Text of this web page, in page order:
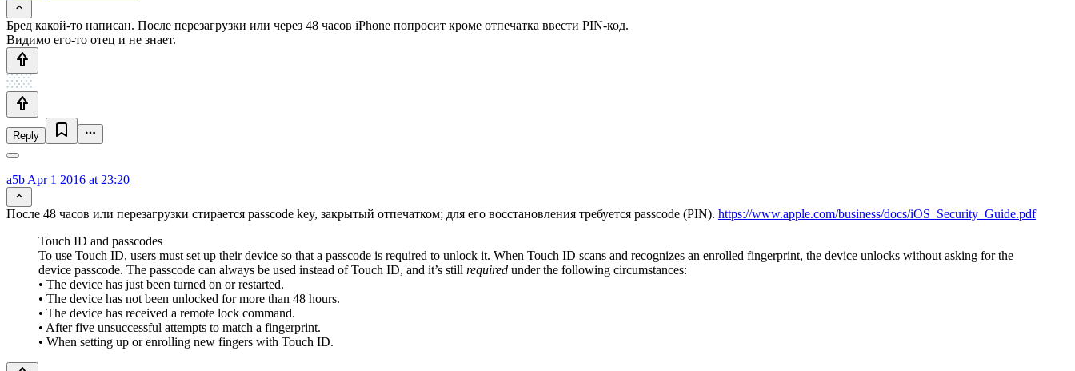
Бред какой-то написан. После перезагрузки или через 48 часов iPhone попросит кроме отпечатка ввести PIN-код.
Видимо его-то отец и не знает.
Reply
a5b Apr 1 2016 at 23:20
После 48 часов или перезагрузки стирается passcode key, закрытый отпечатком; для его восстановления требуется passcode (PIN). https://www.apple.com/business/docs/iOS_Security_Guide.pdf
Touch ID and passcodes
To use Touch ID, users must set up their device so that a passcode is required to unlock it. When Touch ID scans and recognizes an enrolled fingerprint, the device unlocks without asking for the
device passcode. The passcode can always be used instead of Touch ID, and it’s still required under the following circumstances:
• The device has just been turned on or restarted.
• The device has not been unlocked for more than 48 hours.
• The device has received a remote lock command.
• After five unsuccessful attempts to match a fingerprint.
• When setting up or enrolling new fingers with Touch ID.